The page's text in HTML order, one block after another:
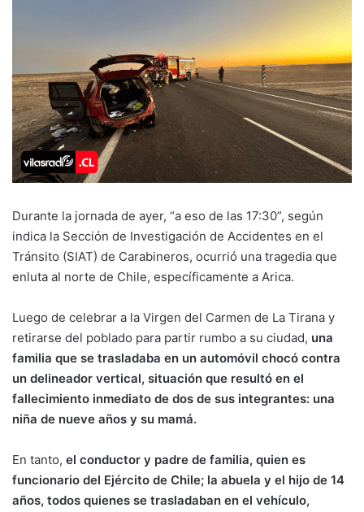
Durante la jornada de ayer, “a eso de las 17:30”, según
indica la Sección de Investigación de Accidentes en el
Tránsito (SIAT) de Carabineros, ocurrió una tragedia que
enluta al norte de Chile, específicamente a Arica.
Luego de celebrar a la Virgen del Carmen de La Tirana y
retirarse del poblado para partir rumbo a su ciudad, una
familia que se trasladaba en un automóvil chocó contra
un delineador vertical, situación que resultó en el
fallecimiento inmediato de dos de sus integrantes: una
niña de nueve años y su mamá.
En tanto, el conductor y padre de familia, quien es
funcionario del Ejército de Chile; la abuela y el hijo de 14
años, todos quienes se trasladaban en el vehículo,